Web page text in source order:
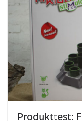
Produkttest: